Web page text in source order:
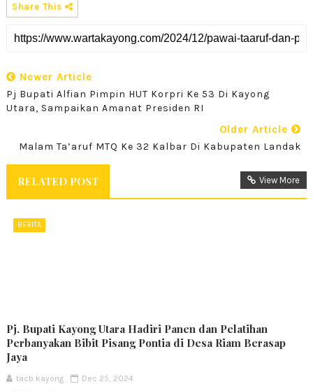
Share This
Newer Article
Pj Bupati Alfian Pimpin HUT Korpri Ke 53 Di Kayong
Utara, Sampaikan Amanat Presiden RI
Older Article
Malam Ta’aruf MTQ Ke 32 Kalbar Di Kabupaten Landak
RELATED POST View More
BERITA
Pj. Bupati Kayong Utara Hadiri Panen dan Pelatihan
Perbanyakan Bibit Pisang Pontia di Desa Riam Berasap
Jaya
tacb kayong Dec 25, 2024